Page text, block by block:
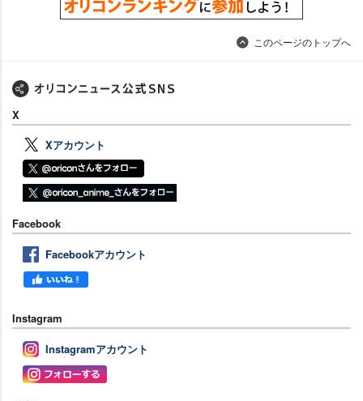
このページのトップへ
X
Xアカウント
Facebook
Facebookアカウント
Instagram
Instagramアカウント